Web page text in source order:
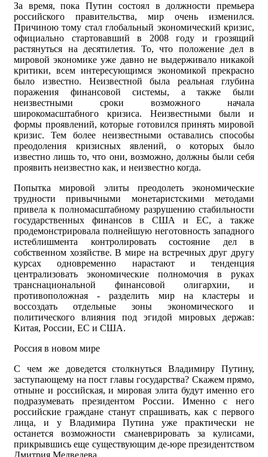
За время, пока Путин состоял в должности премьера
российского правительства, мир очень изменился.
Причиною тому стал глобальный экономический кризис,
официально стартовавший в 2008 году и грозящий
растянуться на десятилетия. То, что положение дел в
мировой экономике уже давно не выдерживало никакой
критики, всем интересующимся экономикой прекрасно
было известно. Неизвестной была реальная глубина
поражения финансовой системы, а также были
неизвестными сроки возможного начала
широкомасштабного кризиса. Неизвестными были и
формы проявлений, которые готовился принять мировой
кризис. Тем более неизвестными оставались способы
преодоления кризисных явлений, о которых было
известно лишь то, что они, возможно, должны были себя
проявить неизвестно как, и неизвестно когда.
Попытка мировой элиты преодолеть экономические
трудности привычными монетаристскими методами
привела к полномасштабному разрушению стабильности
государственных финансов в США и ЕС, а также
продемонстрировала полнейшую неготовность западного
истеблишмента контролировать состояние дел в
собственном хозяйстве. В мире на встречных друг другу
курсах одновременно нарастают и тенденция
централизовать экономические полномочия в руках
транснациональной финансовой олигархии, и
противоположная - разделить мир на кластеры и
воссоздать отдельные зоны экономического и
политического влияния под эгидой мировых держав:
Китая, России, ЕС и США.
Россия в новом мире
С чем же доведется столкнуться Владимиру Путину,
заступающему на пост главы государства? Скажем прямо,
отныне и российская, и мировая элита будут именно его
подразумевать президентом России. Именно с него
российские граждане станут спрашивать, как с первого
лица, и у Владимира Путина уже практически не
останется возможности сманеврировать за кулисами,
прикрывшись еще существующим де-юре президентством
Дмитрия Медведева.